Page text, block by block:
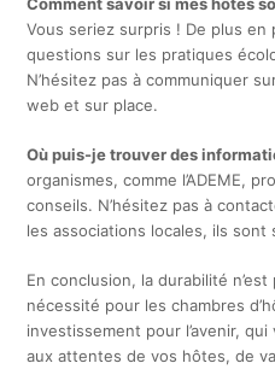
Vous seriez surpris ! De plus
questions sur les pratiques
N’hésitez pas à communiquer
web et sur place.
Où puis-je trouver des
organismes, comme l’ADEME,
conseils. N’hésitez pas à
les associations locales, ils
En conclusion, la durabilité
nécessité pour les chambres
investissement pour l’avenir,
aux attentes de vos hôtes, de